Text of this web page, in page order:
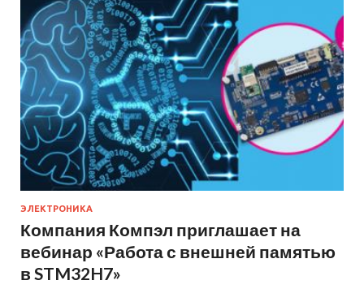
ЭЛЕКТРОНИКА
Компания Компэл приглашает на
вебинар «Работа с внешней памятью
в STM32H7»